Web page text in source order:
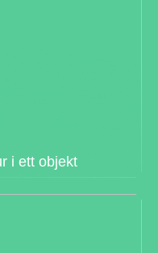
i ett objekt